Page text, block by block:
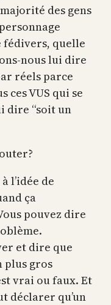
des gens
fédivers, quelle
nous lui dire
réels parce
ces VUS qui se
dire “soit un
l’idée de
ça
pouvez dire
et dire que
plus gros
vrai ou faux. Et
déclarer qu’un